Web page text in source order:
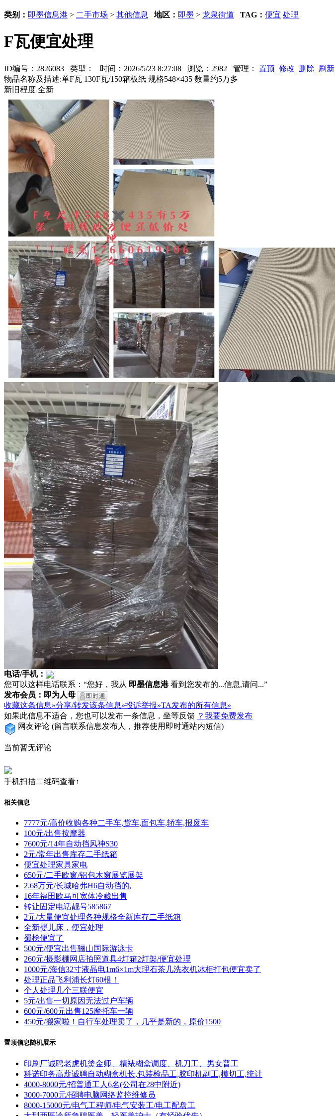
类别： 即墨信息港 > 二手市场 > 其他信息 地区： 即墨 > 龙泉街道 TAG： 便宜 处理
F瓦便宜处理
ID编号：2826083 类型： 时间：2026/5/23 8:27:08 浏览：2982 管理： 置顶 修改 删除 刷新
物品名称及描述:单F瓦 130F瓦/150箱板纸 规格548×435 数量约5万多
新旧程度 全新
电话/手机：
您可以这样电话联系：“您好，我从 即墨信息港看到您发布的...信息,请问...”
发布会员：即为人母
收藏这条信息»分享/转发该条信息»投诉举报»TA发布的所有信息»
如果此信息不适合，您也可以发布一条信息，坐等反馈 ？我要免费发布
网友评论 (留言联系信息发布人，推荐使用即时通站内短信)
当前暂无评论
手机扫描二维码查看↑
相关信息
7777元/高价收购各种二手车,货车,面包车,轿车,报废车
100元/出售按摩器
7600元/14年自动挡风神S30
2元/常年出售库存二手纸箱
便宜处理家具家电
650元/二手欧窗/铝包木窗展览展架
2.68万元/长城哈弗H6自动挡的,
16年福田欧马可宽体冷藏出售
转让固定电话靓号585867
2元/大量便宜处理各种规格全新库存二手纸箱
全新婴儿床，便宜处理
蜀桧便宜了
500元/便宜出售骊山国际游泳卡
260元/摄影棚网店拍照道具4灯箱2灯架/便宜处理
1000元/海信32寸液晶电1m6×1m大理石茶几洗衣机冰柜打包便宜卖了
处理正品飞利浦长灯60根！
个人处理几个三联便宜
5元/出售一切原因无法过户车辆
600元/600元出售125摩托车一辆
450元/搬家啦！自行车处理卖了，几乎是新的，原价1500
置顶信息随机展示
印刷厂诚聘老虎机烫金师、精裱糊盒调度、机刀工、男女普工
科诺印务高薪诚聘自动糊盒机长,包装检品工,胶印机副工,模切工,统计
4000-8000元/招普通工人6名(公司在28中附近)
3000-7000元/招聘电脑网络监控维修员
8000-15000元/电气工程师/电气安装工/电工配盘工